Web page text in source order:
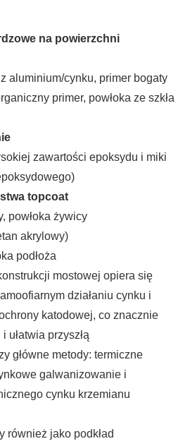
na powierzchni
aluminium/cynku, primer bogaty
primer, powłoka ze szkła
zawartości epoksydu i miki
topcoat
powłoka żywicy
akrylowy)
podłoża
mostowej opiera się
działaniu cynku i
katodowej, co znacznie
ułatwia przyszłą
główne metody: termiczne
galwanizowanie i
cynku krzemianu
również jako podkład